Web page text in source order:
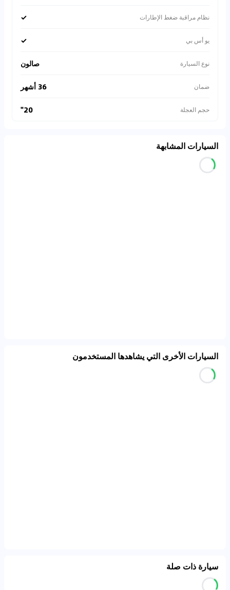
نظام مراقبة ضغط الإطارات ✓
يو أس بي ✓
نوع السيارة صالون
ضمان 36 أشهر
حجم العجلة 20"
السيارات المشابهة
السيارات الأخرى التي يشاهدها المستخدمون
سيارة ذات صلة